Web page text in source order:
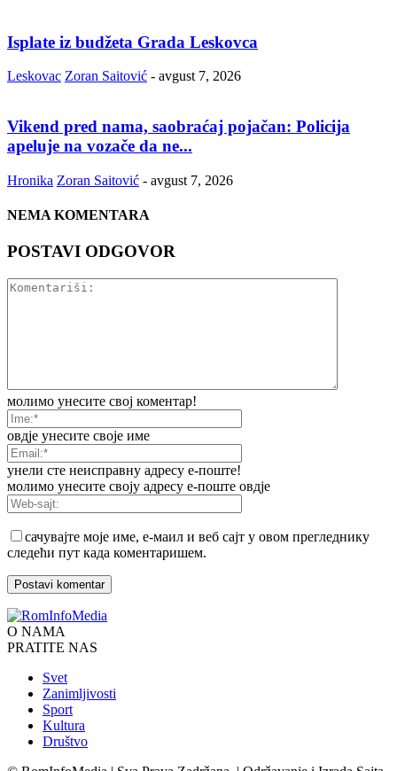
Isplate iz budžeta Grada Leskovca
Leskovac Zoran Saitović - avgust 7, 2026
Vikend pred nama, saobraćaj pojačan: Policija
apeluje na vozače da ne...
Hronika Zoran Saitović - avgust 7, 2026
NEMA KOMENTARA
POSTAVI ODGOVOR
молимо унесите свој коментар!
овдје унесите своје име
унели сте неисправну адресу е-поште!
молимо унесите своју адресу е-поште овдје
сачувајте моје име, е-маил и веб сајт у овом прегледнику
следећи пут када коментаришем.
O NAMA
PRATITE NAS
Svet
Zanimljivosti
Sport
Kultura
Društvo